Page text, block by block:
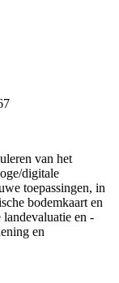
van het
digitale
toepassingen, in
bodemkaart en
en -
en